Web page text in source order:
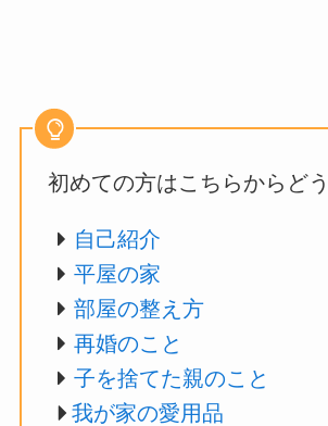
初めての方はこちらからど
自己紹介
平屋の家
部屋の整え方
再婚のこと
子を捨てた親のこと
我が家の愛用品